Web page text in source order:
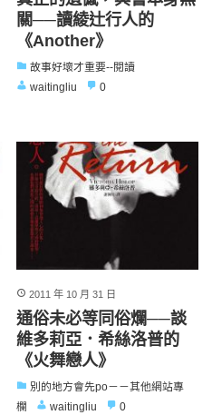
關──讀綾辻行人的
《Another》
故事好壞才重要--閱讀
waitingliu
0
2011 年 10 月 31 日
通俗未必等同俗爛──談
維多莉亞．希絲洛普的
《火舞戀人》
別的地方會先po－－其他網站專
欄
waitingliu 0